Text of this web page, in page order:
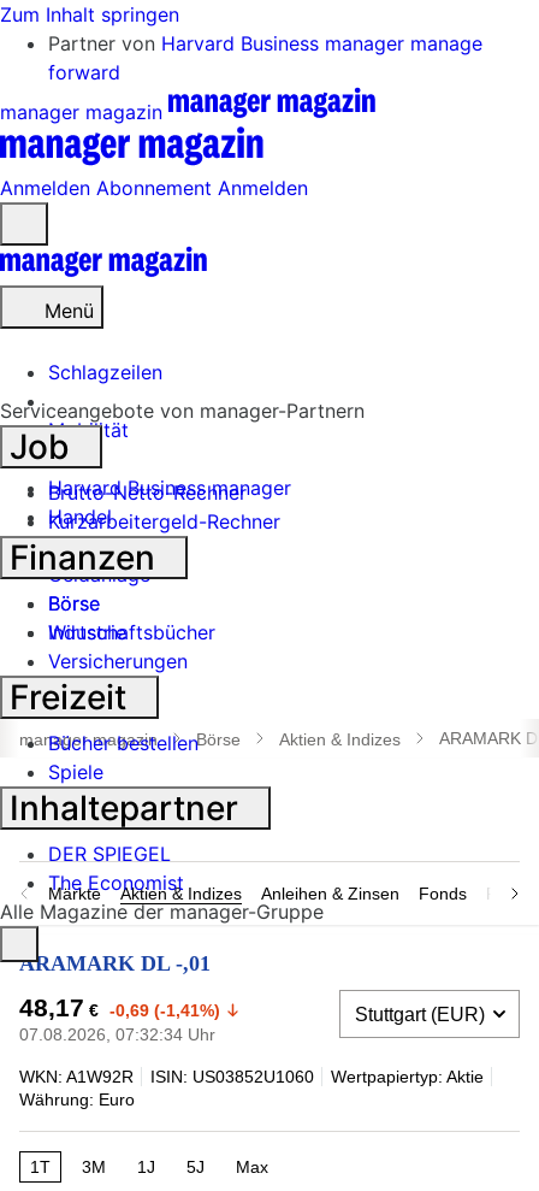
Zum Inhalt springen
Partner von Harvard Business manager manage
forward
manager magazin
Anmelden Abonnement Anmelden
öffnen
Menü
Schlagzeilen
Mobilität
Tech
Harvard Business manager
Handel
Banken
Geldanlage
Börse
Industrie
Suche
öffnen
manager magazin Börse Aktien & Indizes ARAMARK
Märkte Aktien & Indizes Anleihen & Zinsen Fonds
ARAMARK DL -,01
48,17 € -0,69 (-1,41%)
07.08.2026, 07:32:34 Uhr
WKN: A1W92R ISIN: US03852U1060
Wertpapiertyp: Aktie
Währung: Euro
1T 3M 1J 5J Max
Serviceangebote von manager-Partnern
Job
Brutto-Netto-Rechner
Kurzarbeitergeld-Rechner
Finanzen
Börse
Wirtschaftsbücher
Versicherungen
Freizeit
Bücher bestellen
Spiele
Inhaltepartner
DER SPIEGEL
The Economist
Alle Magazine der manager-Gruppe